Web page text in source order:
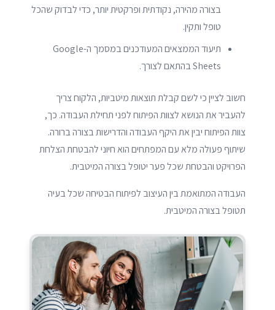
בצורה מהירה, נקודתית ופרקטית יותר, כדי לבדוק שהכל
טופל ותקין.
תיעוד הממצאים המעודכנים במסמך ה-Google
Sheets בהתאם לצורך.
חשוב לציין כי לשם קבלת תוצאות מיטביות, הלקוח צריך
להעביר את הנושא לצוות הפיתוח לפני תחילת העבודה. כך,
צוות הפיתוח יבין את היקף העבודה והדרישות בצורה ברורה.
שיתוף פעולה מלא עם המפתחים הוא חיוני להבטחת הצלחת
הפרויקט והבטחת שכל פער יטופל בצורה המיטבית.
העבודה המתואמת בין העיצוב לפיתוח הבטיחה שכל בעיה
תטופל בצורה המיטבית.